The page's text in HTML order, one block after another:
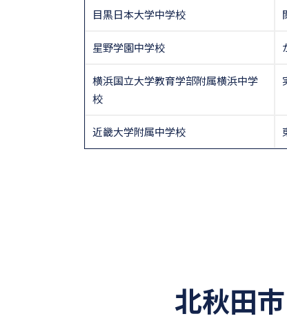
目黒日本大学中学校
星野学園中学校
横浜国立大学教育学部附属横浜中学
校
近畿大学附属中学校
北秋田